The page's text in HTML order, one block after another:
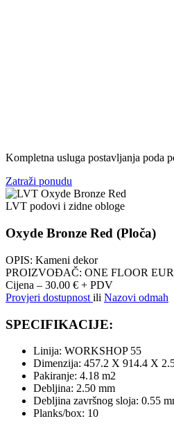
Kompletna usluga postavljanja poda
Zatraži ponudu
LVT podovi i zidne obloge
Oxyde Bronze Red (Ploča)
OPIS: Kameni dekor
PROIZVOĐAČ: ONE FLOOR
Cijena – 30.00 € + PDV
Provjeri dostupnost ili Nazovi odmah
SPECIFIKACIJE:
Linija: WORKSHOP 55
Dimenzija: 457.2 X 914.4 X
Pakiranje: 4.18 m2
Debljina: 2.50 mm
Debljina završnog sloja: 0.55
Planks/box: 10